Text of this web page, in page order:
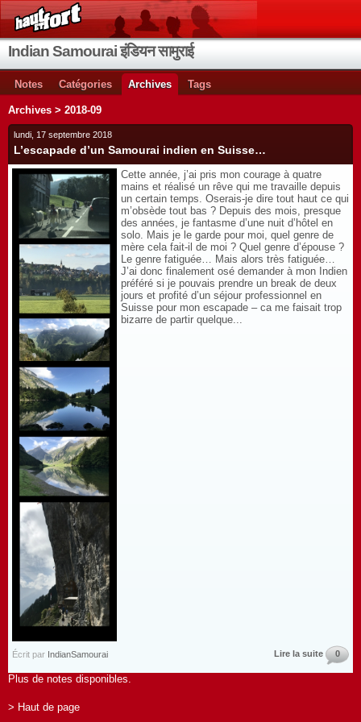
Indian Samourai इंडियन सामुराई
Notes Catégories Archives Tags
Archives > 2018-09
lundi, 17 septembre 2018
L’escapade d’un Samourai indien en Suisse…
Cette année, j’ai pris mon courage à quatre
mains et réalisé un rêve qui me travaille depuis
un certain temps. Oserais-je dire tout haut ce qui
m’obsède tout bas ? Depuis des mois, presque
des années, je fantasme d’une nuit d’hôtel en
solo. Mais je le garde pour moi, quel genre de
mère cela fait-il de moi ? Quel genre d’épouse ?
Le genre fatiguée… Mais alors très fatiguée…
J’ai donc finalement osé demander à mon Indien
préféré si je pouvais prendre un break de deux
jours et profité d’un séjour professionnel en
Suisse pour mon escapade – ca me faisait trop
bizarre de partir quelque...
Écrit par IndianSamourai Lire la suite 0
Plus de notes disponibles.
> Haut de page